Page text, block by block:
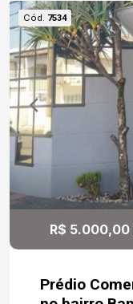
automatizadas; - Piscina.
Nova
460m² com
garantindo total
área social
esquadrias
Lazer completo
além de
Cód. 7534
R$ 5.000,00
Prédio